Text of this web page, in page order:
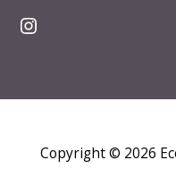
Instagram
Copyright © 2026